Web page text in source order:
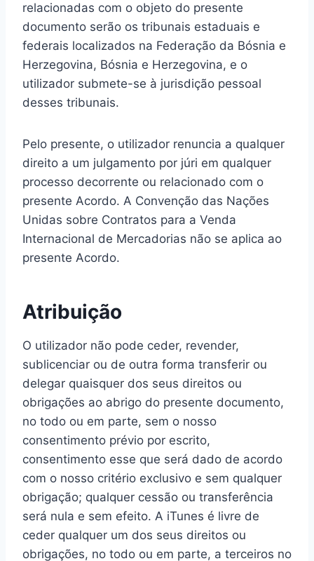
relacionadas com o objeto do presente
documento serão os tribunais estaduais e
federais localizados na Federação da Bósnia e
Herzegovina, Bósnia e Herzegovina, e o
utilizador submete-se à jurisdição pessoal
desses tribunais.
Pelo presente, o utilizador renuncia a qualquer
direito a um julgamento por júri em qualquer
processo decorrente ou relacionado com o
presente Acordo. A Convenção das Nações
Unidas sobre Contratos para a Venda
Internacional de Mercadorias não se aplica ao
presente Acordo.
Atribuição
O utilizador não pode ceder, revender,
sublicenciar ou de outra forma transferir ou
delegar quaisquer dos seus direitos ou
obrigações ao abrigo do presente documento,
no todo ou em parte, sem o nosso
consentimento prévio por escrito,
consentimento esse que será dado de acordo
com o nosso critério exclusivo e sem qualquer
obrigação; qualquer cessão ou transferência
será nula e sem efeito. A iTunes é livre de
ceder qualquer um dos seus direitos ou
obrigações, no todo ou em parte, a terceiros no